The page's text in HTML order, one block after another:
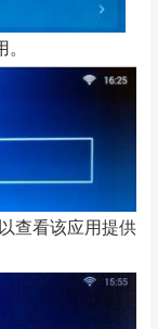
查看该应用提供